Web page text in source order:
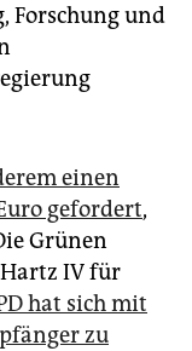
Forschung und
einen
gefordert,
Grünen
IV für
hat sich mit
zu